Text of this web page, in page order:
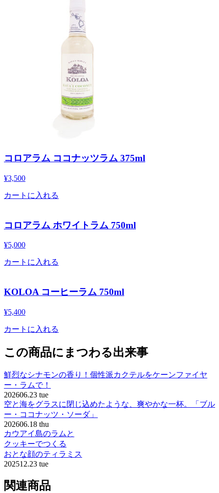
コロアラム ココナッツラム 375ml
¥3,500
カートに入れる
コロアラム ホワイトラム 750ml
¥5,000
カートに入れる
KOLOA コーヒーラム 750ml
¥5,400
カートに入れる
この商品にまつわる出来事
鮮烈なシナモンの香り！個性派カクテルをケーンファイヤ
ー・ラムで！
202606.23 tue
空と海をグラスに閉じ込めたような、爽やかな一杯。「ブル
ー・ココナッツ・ソーダ」
202606.18 thu
カウアイ島のラムと
クッキーでつくる
おとな顔のティラミス
202512.23 tue
関連商品